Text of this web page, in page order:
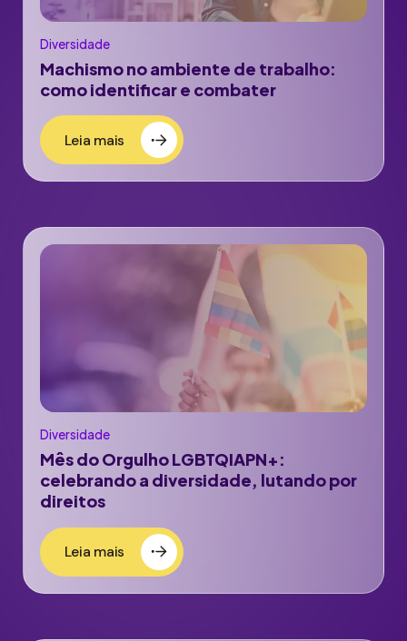
Diversidade
Machismo no ambiente de trabalho:
como identificar e combater
Leia mais
Diversidade
Mês do Orgulho LGBTQIAPN+:
celebrando a diversidade, lutando por
direitos
Leia mais